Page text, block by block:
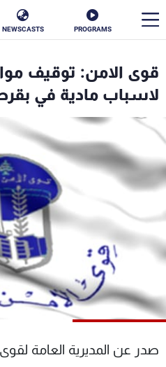
PROGRAMS
NEWSCASTS
قوى الامن: توقيف
لاسباب مادية في
صدر عن المديرية العامة
الأخبار
سياسة
إقتصاد
منوعات
كأس العالم
البرامج
جدول البرامج
الترددات